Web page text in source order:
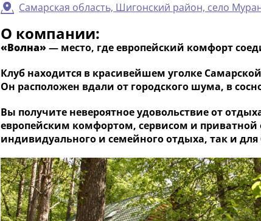
Самарская область, Шигонский район, село
О компании:
«Волна»— место, где европейский комфорт
Клуб находится в красивейшем уголке
Он расположен вдали от городского шума, в
Вы получите невероятное удовольствие от
европейским комфортом, сервисом и приватной
индивидуального и семейного отдыха, так и